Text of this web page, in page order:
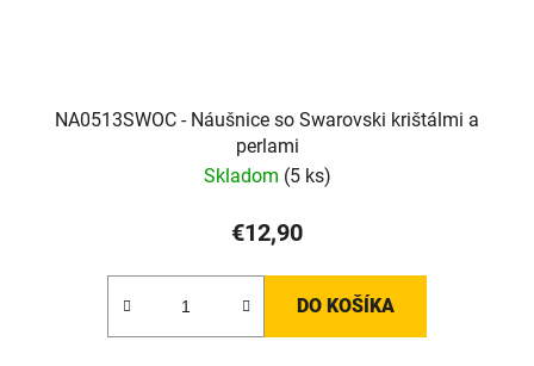
NA0513SWOC - Náušnice so Swarovski krištálmi a
perlami
Skladom (5 ks)
€12,90
DO KOŠÍKA